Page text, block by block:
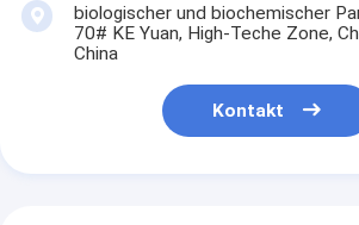
biologischer und biochemischer
70# KE Yuan, High-Teche Zone,
China
Kontakt